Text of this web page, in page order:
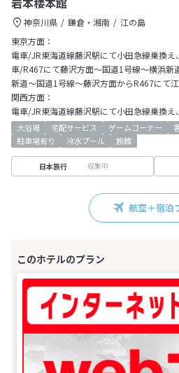
神奈川県 鎌倉・湘南
江の島
東京方面：
電車/JR東海道線藤沢駅にて小田急線乗換
車/R467にて藤沢方面～国道1号線～横浜新
新道～国道1号線～藤沢方面からR467にて
関西方面：
電車/JR東海道線藤沢駅にて小田急線乗換
大浴場 宅配サービス ゲームコーナー
駐車場有り
冷水プール 旅館
日本旅行 収集中
航空＋宿泊